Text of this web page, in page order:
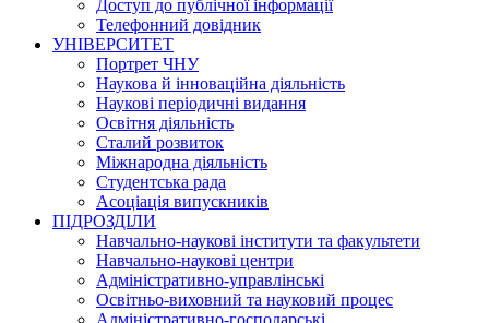
Доступ до публічної інформації
Телефонний довідник
УНІВЕРСИТЕТ
Портрет ЧНУ
Наукова й інноваційна діяльність
Наукові періодичні видання
Освітня діяльність
Сталий розвиток
Міжнародна діяльність
Студентська рада
Асоціація випускників
ПІДРОЗДІЛИ
Навчально-наукові інститути та факультети
Навчально-наукові центри
Адміністративно-управлінські
Освітньо-виховний та науковий процес
Адміністративно-господарські